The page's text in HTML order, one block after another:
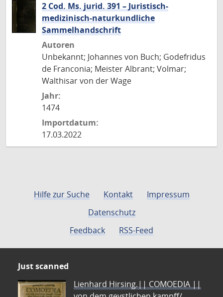
2 Cod. Ms. jurid. 391 – Juristisch-
medizinisch-naturkundliche
Sammelhandschrift
Autoren
Unbekannt; Johannes von Buch; Godefridus
de Franconia; Meister Albrant; Volmar;
Walthisar von der Wage
Jahr:
1474
Importdatum:
17.03.2022
Hilfe zur Suche Kontakt
Impressum
Datenschutz
Feedback
RSS-Feed
Just scanned
Lienhard Hirsing.|| COMOEDIA ||